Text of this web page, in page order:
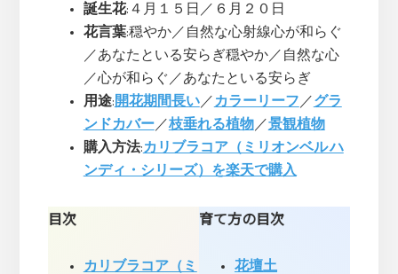
誕生花:４月１５日／６月２０日
花言葉:穏やか／自然な心射線心が和らぐ
／あなたといる安らぎ穏やか／自然な心
／心が和らぐ／あなたといる安らぎ
用途:開花期間長い／ カラーリーフ ／グラ
ンドカバー／枝垂れる植物／景観植物
購入方法:カリブラコア（ミリオンベル ハ
ンディ・シリーズ）を楽天で購入
目次
カリブラコア（ミ
育て方の目次
花壇土